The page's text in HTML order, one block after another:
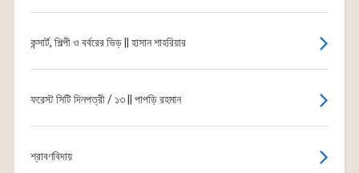
কন্সার্ট, শিল্পী ও বর্বরের ভিড় || হাসান শাহরিয়ার
ফরেস্ট সিটি দিনপত্রী / ১৩ || পাপড়ি রহমান
শ্রাবণবিদায়